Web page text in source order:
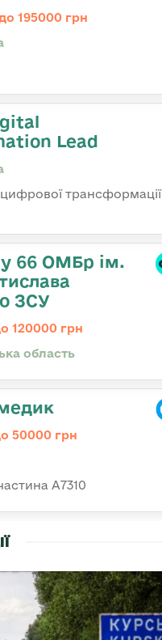
195000 грн
Lead
трансформації
у 66 ОМБр ім.
ЗСУ
120000 грн
область
50000 грн
A7310